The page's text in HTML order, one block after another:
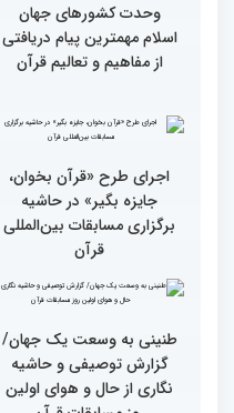
استقبال کم‌نظیر مردم از
شرعی در حاشیه چهلمین
دوره مسابقات بین‌المللی
قرآن
وحدت کشورهای جهان
اسلام مهمترین پیام دریافتی
از مفاهیم و تعالیم قرآن